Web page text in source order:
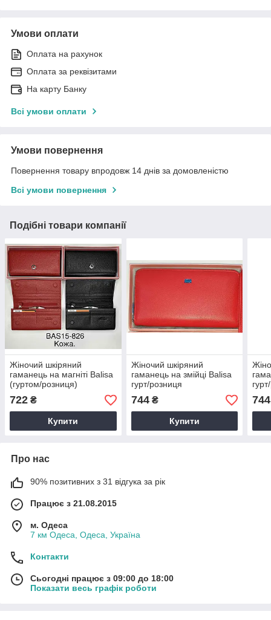
Умови оплати
Оплата на рахунок
Оплата за реквізитами
На карту Банку
Всі умови оплати
Умови повернення
Повернення товару впродовж 14 днів за домовленістю
Всі умови повернення
Подібні товари компанії
Жіночий шкіряний
гаманець на магніті Balisa
(гуртом/розниця)
722 ₴
Купити
Жіночий шкіряний
гаманець на змійці Balisa
гурт/розниця
744₴
Купити
744
Про нас
90% позитивних з 31 відгука за рік
Працює з 21.08.2015
м. Одеса
7 км Одеса, Одеса, Україна
Контакти
Сьогодні працює з 09:00 до 18:00
Показати весь графік роботи